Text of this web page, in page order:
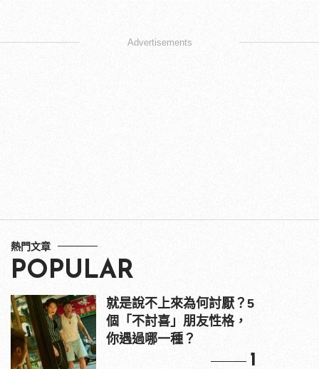
Advertisements
熱門文章
POPULAR
就是說不上來為何討厭？5
個「不討喜」朋友性格，
你遇過哪一種？
1